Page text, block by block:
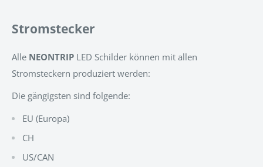
Stromstecker
Alle NEONTRIP LED Schilder können mit allen
Stromsteckern produziert werden:
Die gängigsten sind folgende:
EU (Europa)
CH
US/CAN